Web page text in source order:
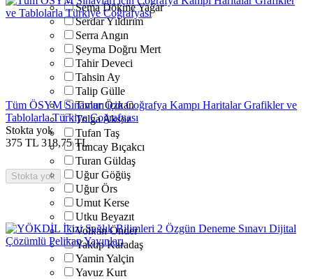
Sema Dökme Yağar
Serdar Yıldırım
Serra Angın
Şeyma Doğru Mert
Tahir Deveci
Tahsin Ay
Talip Gülle
Timur Özkan
Tolga Aksöz
Tufan Taş
Tuncay Bıçakcı
Turan Güldaş
Uğur Göğüş
Uğur Örs
Umut Kerse
Utku Beyazıt
Volkan Önder
Yakup Karadaş
Yamin Yalçin
Yavuz Kurt
Tüm ÖSYM Sınavları için Coğrafya Kampı Haritalar Grafikler ve
Tablolarla Türkiye Coğrafyası
Stokta yok
375 TL 318,75 TL
Stokta yok